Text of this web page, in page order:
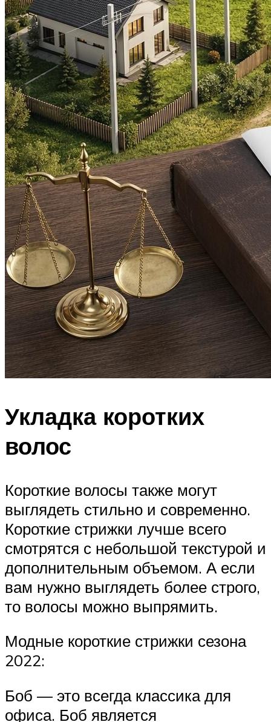
Укладка коротких
волос
Короткие волосы также могут
выглядеть стильно и современно.
Короткие стрижки лучше всего
смотрятся с небольшой текстурой и
дополнительным объемом. А если
вам нужно выглядеть более строго,
то волосы можно выпрямить.
Модные короткие стрижки сезона
2022:
Боб — это всегда классика для
офиса. Боб является